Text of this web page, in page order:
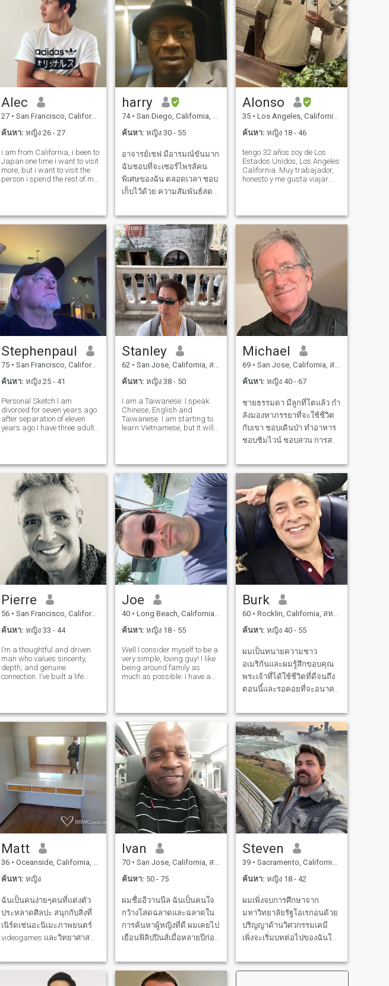
สนทนาอย่างไม่เกรงกลัวคุณ
ต้องให้หมายเลขโทรศัพท์กับ
ฉันและเราสามารถพูดคุยได้
ใน WhatsApp เท่านั้น
ทำงานได้เนื่องจากสภาพของ
ฉัน ผมจะขอให้คุณมีความ
ปลอดภัยทางการเงินเพราะถ้า
สภาพของผม เพื่อช่วยเหลือ
หรือมีส่วนร่วมในการใช้ชีวิต
ประจำวัน ประกันของฉัน
ครอบคลุมค่ารักษาพยาบาล
เครื่องบินสูงสุด เครื่องบินฉัน
ชอบที่จะเดินทางรถยนต์เก่า
แทบจะไม่ DAVISIONS รอบ
มอเตอร์มาก ArtiiST
สร้างสรรค์ที่ดี Tast ฉันโร
แมนติก คนมักจะช่วยให้คน
อื่นๆได้รับในนรกอาศัยอยู่
ของฉันเสียชีวิต L♡VE♡♡♡
เด็กๆชอบที่จะใช้จ่าย เวลา
ออกประตูในภูเขาและที่
ไปสถานที่ทำสิ่ง
Alec
27 • San Francisco, California, สหรัฐอเมริกา
ค้นหา: หญิง 26 - 27
i am from California, i been to
Japan one time i want to visit
more, but i want to visit the
person i spend the rest of my
not a good singer but i like to
have fun s
harry
74 • San Diego, California, สหรัฐอเมริกา
ค้นหา: หญิง 30 - 55
อาจารย์เชฟ มีอารมณ์ขันมาก
ฉันชอบที่จะเซอร์ไพรส์คน
พิเศษของฉัน ตลอดเวลา ชอบ
เก็บไว้ด้วย ความสัมพันธ์สด
วันหยุด มันควรจะเป็นวันใด ๆ
ของสัปดาห์ ผมเป็นคนทํางาน
หนักมาก เป็นสุภาพบุรุษตลอด
เวลา ฉันให้ 110% ฉันต้องการ
สิ่งเดียวกันในทางกลับกัน
ประตูจะเปิดอยู่เสมอสําหรับ
คุณ จะมีเก้าอี้สําหรับคุณเสมอ
ไม่ใช่นักเตะ และไม่ได้มองหา
จริงใจมาก ผมเป็นคนที่มี
ความรักมาก ฉันเคารพผู้หญิง
พิเศษ
Alonso
35 • Los Angeles, California, สหรัฐอเมริกา
ค้นหา: หญิง 18 - 46
tengo 32 años soy de Los
Estados Unidos, Los Angeles
California. Muy trabajador,
honesto y me gusta viajar
dominicana 🇺🇸🇲🇽🇨🇴 ✈️
✈️ Tengo un primo que vive en
colombia y
Stephenpaul
75 • San Francisco, California, สหรัฐอเมริกา
ค้นหา: หญิง 25 - 41
Personal Sketch I am
divorced for seven years ago
after separation of eleven
years ago I have three adults
nine years each. Ryan is my
living son, 31. Sing
Stanley
62 • San Jose, California, สหรัฐอเมริกา
ค้นหา: หญิง 38 - 50
I am a Taiwanese. I speak
Chinese, English and
Taiwanese. I am starting to
learn Vietnamese, but It will
Vietnamese ladies and
interested to know more
Vietnamese culture
Michael
69 • San Jose, California, สหรัฐอเมริกา
ค้นหา: หญิง 40 - 67
ชายธรรมดา มีลูกที่โตแล้ว กํา
ลังมองหาภรรยาที่จะใช้ชีวิต
กับเขา ชอบเดินป่า ทําอาหาร
ชอบชิมไวน์ ชอบสวน การสะ
เดียวและโปรไฟล์ไม่สมบูรณ์
ผมรู้ว่าคุณเป็นนักโกง และผม
จะบล็อคคุณและไม่พูดกับคุณ
อีกต่อไป เพราะผมรู้ว่าคุณ
Pierre
56 • San Francisco, California, สหรัฐอเมริกา
ค้นหา: หญิง 33 - 44
I’m a thoughtful and driven
man who values sincerity,
depth, and genuine
connection. I’ve built a life
I enjoy good conversations,
meaningful relationships,
Joe
40 • Long Beach, California, สหรัฐอเมริกา
ค้นหา: หญิง 18 - 55
Well I consider myself to be a
very simple, loving guy! I like
being around family as
much as possible. I have a
aikido which is my martial
art. Outside of everything I
Burk
60 • Rocklin, California, สหรัฐอเมริกา
ค้นหา: หญิง 40 - 55
ผมเป็นทนายความชาว
อเมริกันและผมรู้สึกขอบคุณ
พระเจ้าที่ได้ใช้ชีวิตที่ดีจนถึง
ตอนนี้และรอคอยที่จะอนาคต
ดูแลแม่ของฉันมา 8 ปีและ
เลี้ยงดูลูกชายของฉันคนเดียว
ดังนั้นฉันจึงรู้วิธีรักอย่างไม่มี
เงื่อนไข ผมฉลาดมากที่จบ
การศึกษาจากมหาวิทยาลัยที่
ดีที่สุดแห่งหนึ่งในโลกผมจึง
สามารถรับมือกับสถานการณ์
ในชีวิตได้ และถึงแม้ว่าผมจะ
ไม่รวยแต่ผมก็มีทรัพยากรที่
จะดูแลครอบครัวในอนาคต
ฉันยังมีสุขภาพทางอารมณ์มี
ความสามารถและต้องการ
สร้างความสัมพันธ์ที่รักเคารพ
หญิงที่ยอดเยี่ยม ฉันหลงใหล
ในครอบครัวของฉันคู่ชีวิต
ของฉันโดยทั่วไป ในขณะที่
ฉันรักการเดินทางและออกไป
ฉันยังชอบกอดที่บ้านและดู
Matt
36 • Oceanside, California, สหรัฐอเมริกา
ค้นหา: หญิง
ฉันเป็นคนง่ายๆคนที่แต่งตัว
ประหลาดศิลปะ สนุกกับสิ่งที่
เนิร์ดเช่นอะนิเมะภาพยนตร์
videogames และวิทยาศาสตร์
ชีวิตของฉันและรักการกิน
อาหารเอเชียทุกชนิด ฉันอาจ
Ivan
70 • San Jose, California, สหรัฐอเมริกา
ค้นหา: 50 - 75
ผมชื่ออีวานนีล ฉันเป็นคนใจ
กว้างโสดฉลาดและฉลาดใน
การค้นหาผู้หญิงที่ดี ผมเคยไป
เยือนฟิลิปปินส์เมื่อหลายปีก่อน
วางแผนจะไปเร็วๆนี้และอาจ
จะอยู่ที่นั่น ฉันกำลังค้นหาและ
Steven
39 • Sacramento, California, สหรัฐอเมริกา
ค้นหา: หญิง 18 - 42
ผมเพิ่งจบการศึกษาจาก
มหาวิทยาลัยรัฐโอเรกอนด้วย
ปริญญาด้านวิศวกรรมเคมี
เพิ่งจะเริ่มบทต่อไปของฉันใน
แบ่งปันด้วย ... ซื่อสัตย์ใจดีรัก